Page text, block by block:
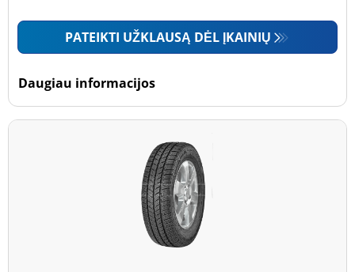
PATEIKTI UŽKLAUSĄ DĖL ĮKAINIŲ
Daugiau informacijos